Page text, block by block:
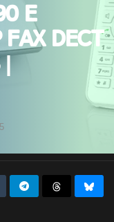
e
DECT
|